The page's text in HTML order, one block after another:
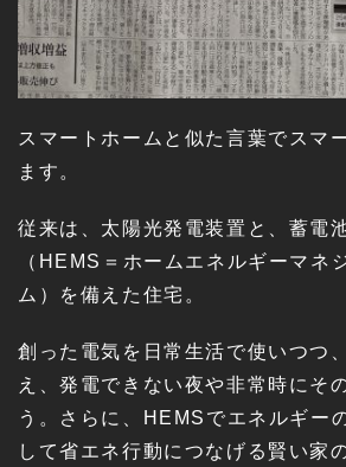
スマートホームと似た言葉でスマ
ます。
従来は、太陽光発電装置と、蓄電
（HEMS＝ホームエネルギーマネ
ム）を備えた住宅。
創った電気を日常生活で使いつつ
え、発電できない夜や非常時にそ
う。さらに、HEMSでエネルギー
して省エネ行動につなげる賢い家